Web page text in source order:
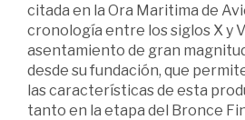
citada en la Ora Maritima de
cronología entre los siglos X y
asentamiento de gran
desde su fundación, que
las características de esta
tanto en la etapa del Bronce